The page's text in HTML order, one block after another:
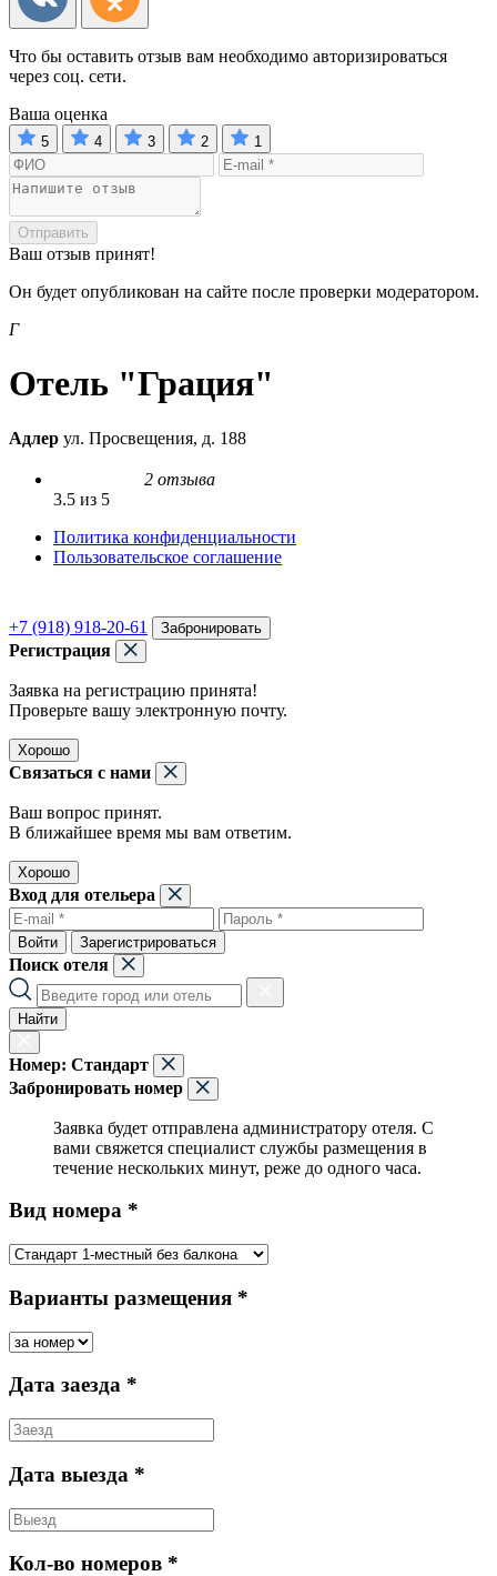
Что бы оставить отзыв вам необходимо авторизироваться
через соц. сети.
Ваша оценка
5 4 3 2 1
Отправить
Ваш отзыв принят!
Он будет опубликован на сайте после проверки модератором.
Г
Отель "Грация"
Адлер ул. Просвещения, д. 188
2 отзыва
3.5 из 5
Политика конфиденциальности
Пользовательское соглашение
+7 (918) 918-20-61 Забронировать
Регистрация
Заявка на регистрацию принята!
Проверьте вашу электронную почту.
Хорошо
Связаться с нами
Ваш вопрос принят.
В ближайшее время мы вам ответим.
Хорошо
Вход для отельера
Войти Зарегистрироваться
Поиск отеля
Найти
Номер: Стандарт
Забронировать номер
Заявка будет отправлена администратору отеля. С
вами свяжется специалист службы размещения в
течение нескольких минут, реже до одного часа.
Вид номера *
Варианты размещения *
Дата заезда *
Дата выезда *
Кол-во номеров *